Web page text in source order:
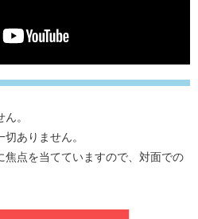
。
ありません。
点を当てていますので、対面での